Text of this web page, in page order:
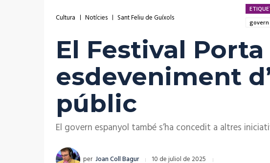
Cultura Notícies Sant Feliu de Guíxols
govern
El Festival
esdeveniment
públic
El govern espanyol també s’ha concedit a altres
per Joan Coll Bagur 10 de juliol de 2025